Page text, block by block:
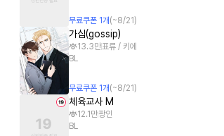
무료쿠폰 1개 (~8/21 )
가십(gossip)
13.3만표류 / 키에
BL
무료쿠폰 1개 (~8/21 )
체육교사 M
12.1만팡인
BL